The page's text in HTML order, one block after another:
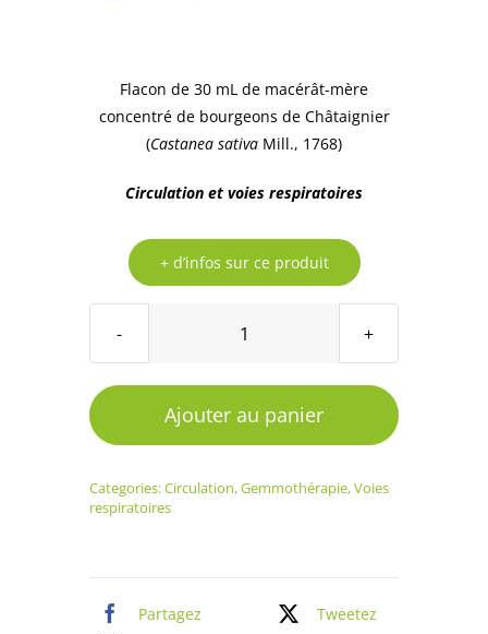
Flacon de 30 mL de macérât-mère
concentré de bourgeons de Châtaignier
(Castanea sativa Mill., 1768)
Circulation et voies respiratoires
+ d’infos sur ce produit
quantité
GemmÔ
Châtaignier
Ajouter au panier
Categories:Circulation,Gemmothérapie,Voies
respiratoires
Partagez
Tweetez